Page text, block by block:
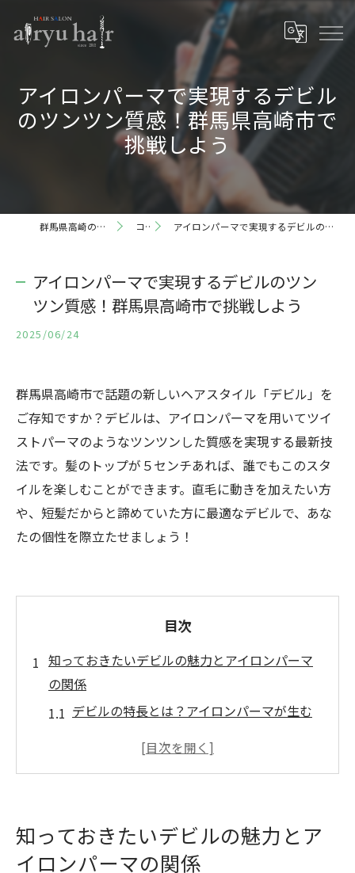
アイロンパーマで実現するデビル
のツンツン質感！群馬県高崎市で
挑戦しよう
群馬県高崎の理容室ならairyu hair コラム アイロンパーマで実現するデビルのツンツン質感！群馬県高崎市で挑戦しよう
アイロンパーマで実現するデビルのツン
ツン質感！群馬県高崎市で挑戦しよう
2025/06/24
群馬県高崎市で話題の新しいヘアスタイル「デビル」を
ご存知ですか？デビルは、アイロンパーマを用いてツイ
ストパーマのようなツンツンした質感を実現する最新技
法です。髪のトップが５センチあれば、誰でもこのスタ
イルを楽しむことができます。直毛に動きを加えたい方
や、短髪だからと諦めていた方に最適なデビルで、あな
たの個性を際立たせましょう！
目次
知っておきたいデビルの魅力とアイロンパーマ
の関係
デビルの特長とは？アイロンパーマが生む
アイロンパーマで実現するツンツンした質
マの役割
直毛に動きを与えるデビルの革新性
知っておきたいデビルの魅力とア
イロンパーマの関係